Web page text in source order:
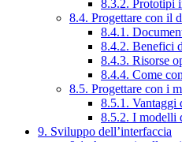
8.3.2. Prototipi
8.4. Progettare con il
8.4.1.
8.4.2. Benefici
8.4.3. Risorse
8.4.4. Come
8.5. Progettare con i
8.5.1. Vantaggi
8.5.2. I modelli
9. Sviluppo dell’interfaccia